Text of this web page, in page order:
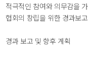
적극적인 참여와 의무감을
협회의 창립을 위한 경과보
경과 보고 및 향후 계획